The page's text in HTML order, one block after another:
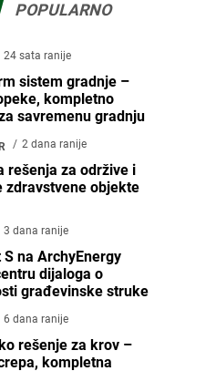
POPULARNO
24 sata ranije
sistem gradnje –
kompletno
savremenu gradnju
2 dana ranije
rešenja za održive i
zdravstvene objekte
3 dana ranije
S na ArchyEnergy
dijaloga o
građevinske struke
6 dana ranije
rešenje za krov –
kompletna